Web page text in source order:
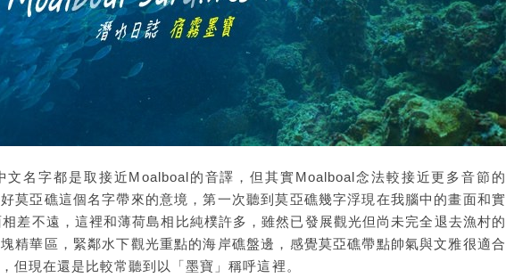
文名字都是取接近Moalboal的音譯，但其實Moalboal念法較接近更多音節的
莫亞礁這個名字帶來的意境，第一次聽到莫亞礁幾字浮現在我腦中的畫面和實
差不遠，這裡和薄荷島相比純樸許多，雖然已發展觀光但尚未完全退去漁村的
精華區，緊鄰水下觀光重點的海岸礁盤邊，感覺莫亞礁帶點帥氣與文雅很適合
但現在還是比較常聽到以「墨寶」稱呼這裡。